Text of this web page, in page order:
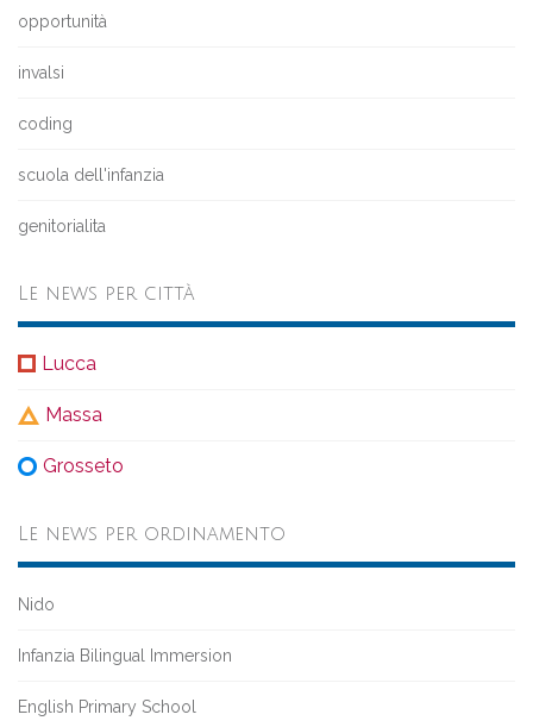
opportunità
invalsi
coding
scuola dell'infanzia
genitorialita
Le news per città
Lucca
Massa
Grosseto
Le news per ordinamento
Nido
Infanzia Bilingual Immersion
English Primary School